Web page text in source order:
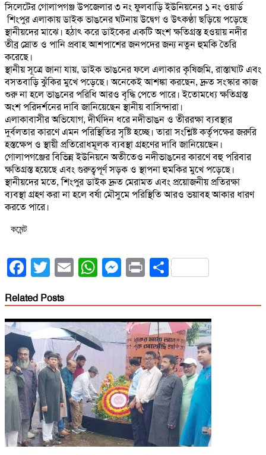
সিলেটের গোলাপগঞ্জ উপজেলার ৩ নং ফুলবাড়ি ইউনিয়নের ১ নং ওয়ার্ড
শিংপুর এলাকায় ডাইক ভাঙনের ঘটনায় উদ্বেগ ও উৎকণ্ঠা ছড়িয়ে পড়েছে
স্থানীয়দের মাঝে। হঠাৎ করে ডাইকের একটি অংশ ক্ষতিগ্রস্ত হওয়ায় নদীর
তীব্র স্রোত ও পানি প্রবাহ আশপাশের জনপদের জন্য নতুন হুমকি তৈরি
করেছে।
স্থানীয় সূত্রে জানা যায়, ডাইক ভাঙনের ফলে এলাকার কৃষিজমি, রাস্তাঘাট এবং
বসতবাড়ি ঝুঁকির মুখে পড়েছে। অনেকেই আশঙ্কা করছেন, দ্রুত সংস্কার কাজ
শুরু না হলে ভাঙনের পরিধি আরও বৃদ্ধি পেতে পারে। ইতোমধ্যে ক্ষতিগ্রস্ত
অংশ পরিদর্শনের দাবি জানিয়েছেন স্থানীয় বাসিন্দারা।
এলাকাবাসীর অভিযোগ, দীর্ঘদিন ধরে নদীভাঙন ও তীররক্ষা ব্যবস্থার
দুর্বলতার কারণে এমন পরিস্থিতির সৃষ্টি হচ্ছে। তারা সংশ্লিষ্ট কর্তৃপক্ষের জরুরি
হস্তক্ষেপ ও স্থায়ী প্রতিরোধমূলক ব্যবস্থা গ্রহণের দাবি জানিয়েছেন।
গোলাপগঞ্জের বিভিন্ন ইউনিয়নে অতীতেও নদীভাঙনের কারণে বহু পরিবার
ক্ষতিগ্রস্ত হয়েছে এবং গুরুত্বপূর্ণ সড়ক ও স্থাপনা হুমকির মুখে পড়েছে।
স্থানীয়দের মতে, শিংপুর ডাইক দ্রুত মেরামত এবং প্রয়োজনীয় প্রতিরক্ষা
ব্যবস্থা গ্রহণ করা না হলে বর্ষা মৌসুমে পরিস্থিতি আরও ভয়াবহ আকার ধারণ
করতে পারে।
কমেন্ট
Facebook
Twitter
EmailWhatsApp
Messenger
PrintShare
Related Posts